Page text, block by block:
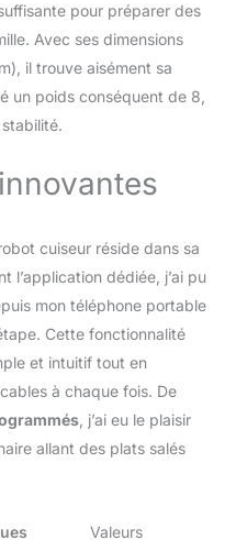
pour plus
GRANDE
: la grande
du bol du robot
multifonction est
pour cuisiner de
pour votre famille
4,5L)
15 ANS
PRIX :
de
15 ans au
prix grâce à notre
de 6200
dans le
pour contribuer
protection de
ILLIMITEE :
suffisante pour préparer des
Avec ses dimensions
il trouve aisément sa
un poids conséquent de 8,
cuiseur réside dans sa
l’application dédiée, j’ai pu
mon téléphone portable
Cette fonctionnalité
et intuitif tout en
à chaque fois. De
, j’ai eu le plaisir
allant des plats salés
Valeurs